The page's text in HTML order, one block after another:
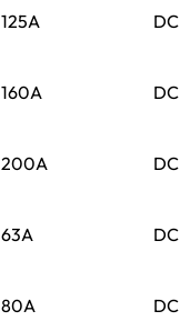
125A
160A
200A
63A
80A